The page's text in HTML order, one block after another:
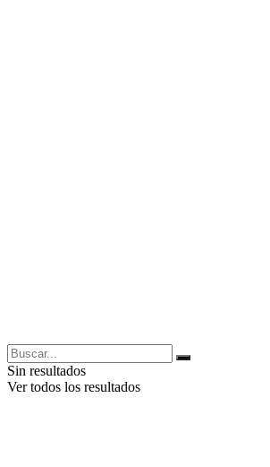
Sin resultados
Ver todos los resultados